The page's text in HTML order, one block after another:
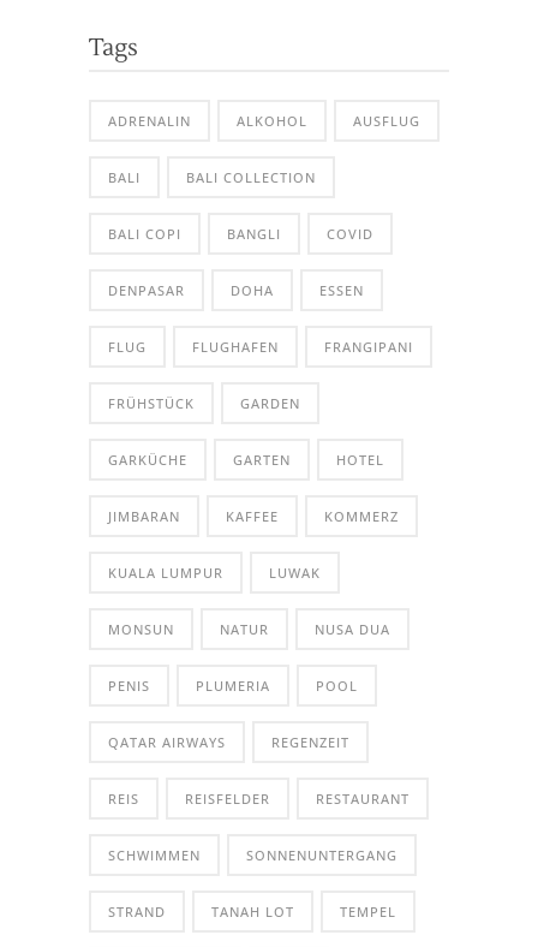
Tags
ADRENALIN ALKOHOL AUSFLUG
BALI BALI COLLECTION
BALI COPI BANGLI COVID
DENPASAR DOHA ESSEN
FLUG FLUGHAFEN FRANGIPANI
FRÜHSTÜCK GARDEN
GARKÜCHE GARTEN HOTEL
JIMBARAN KAFFEE KOMMERZ
KUALA LUMPUR LUWAK
MONSUN NATUR NUSA DUA
PENIS PLUMERIA POOL
QATAR AIRWAYS REGENZEIT
REIS REISFELDER RESTAURANT
SCHWIMMEN SONNENUNTERGANG
STRAND TANAH LOT TEMPEL